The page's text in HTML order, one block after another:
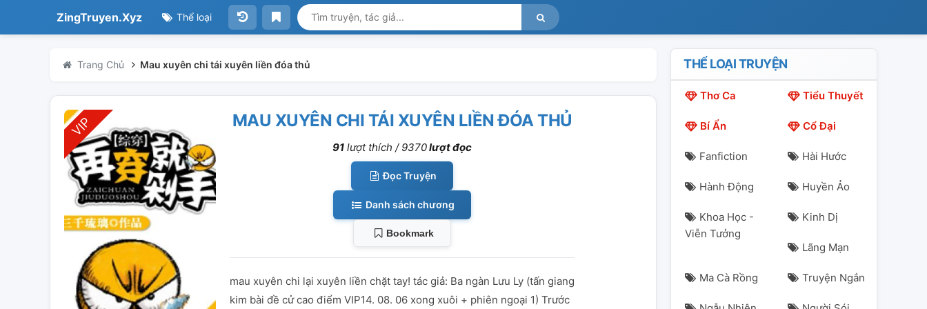
ZingTruyen.Xyz Thể loại
Trang Chủ Mau xuyên chi tái xuyên liền đóa thủ
MAU XUYÊN CHI TÁI XUYÊN LIỀN ĐÓA THỦ
91 lượt thích / 9370lượt đọc
Đọc Truyện
Danh sách chương
Bookmark
mau xuyên chi lại xuyên liền chặt tay! tác giả: Ba ngàn Lưu Ly (tấn giang
kim bài đề cử cao điểm VIP14. 08. 06 xong xuôi + phiên ngoại 1) Trước
THỂ LOẠI TRUYỆN
Thơ Ca Tiểu Thuyết
Bí Ẩn Cổ Đại
Fanfiction Hài Hước
Hành Động Huyền Ảo
Khoa Học -
Viễn Tưởng
Kinh Dị
Lãng Mạn
Ma Cà Rồng Truyện Ngắn